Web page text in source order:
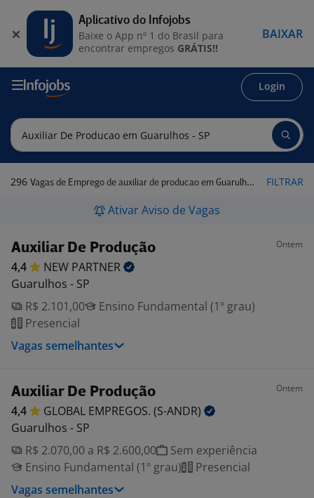
Login
296 Vagas de Emprego de auxiliar de producao em Guarulhos - SP FILTRAR
Ativar Aviso de Vagas
Auxiliar De Produção Ontem
4,4 NEW PARTNER
Guarulhos - SP
R$ 2.101,00
Ensino Fundamental (1º grau)
Presencial
Vagas semelhantes
Auxiliar De Produção Ontem
4,4 GLOBAL EMPREGOS. (S-ANDR)
Guarulhos - SP
R$ 2.070,00 a R$ 2.600,00
Sem experiência
Ensino Fundamental (1º grau)
Presencial
Vagas semelhantes
Aplicativo do Infojobs
Baixe o App nº 1 do Brasil para
encontrar empregos GRÁTIS!!
BAIXAR